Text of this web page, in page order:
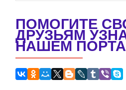
ПОМОГИТЕ
ДРУЗЬЯМ
НАШЕМ